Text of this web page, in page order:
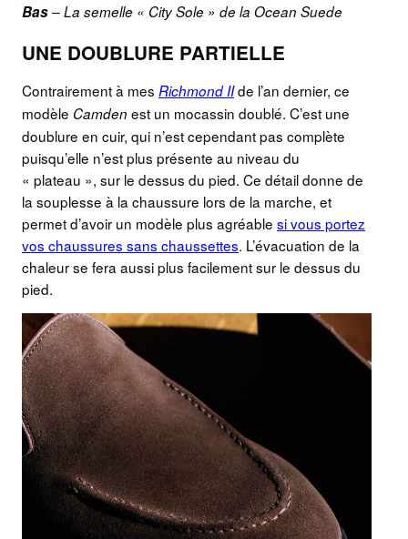
Bas– La semelle « City Sole » de la Ocean Suede
UNE DOUBLURE PARTIELLE
Contrairement à mes Richmond IIde l’an dernier, ce
modèle Camden est un mocassin doublé. C’est une
doublure en cuir, qui n’est cependant pas complète
puisqu’elle n’est plus présente au niveau du
« plateau », sur le dessus du pied. Ce détail donne de
la souplesse à la chaussure lors de la marche, et
permet d’avoir un modèle plus agréable si vous portez
vos chaussures sans chaussettes. L’évacuation de la
chaleur se fera aussi plus facilement sur le dessus du
pied.